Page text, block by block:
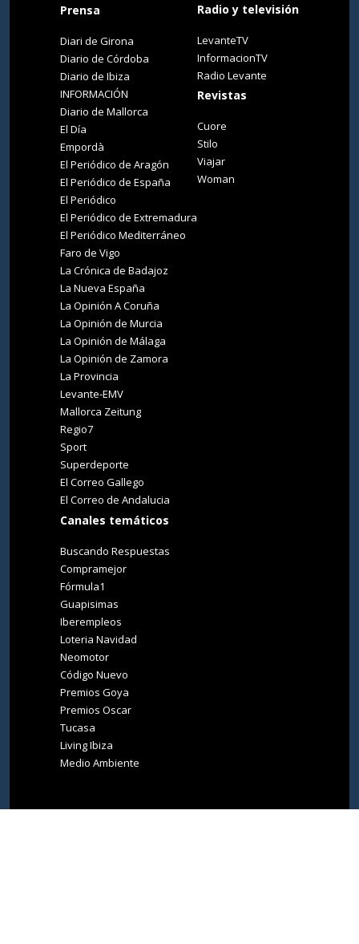
Prensa
Diari de Girona
Diario de Córdoba
Diario de Ibiza
INFORMACIÓN
Diario de Mallorca
El Día
Empordà
El Periódico de Aragón
El Periódico de España
El Periódico
El Periódico de Extremadura
El Periódico Mediterráneo
Faro de Vigo
La Crónica de Badajoz
La Nueva España
La Opinión A Coruña
La Opinión de Murcia
La Opinión de Málaga
La Opinión de Zamora
La Provincia
Levante-EMV
Mallorca Zeitung
Regio7
Sport
Superdeporte
El Correo Gallego
El Correo de Andalucia
Canales temáticos
Buscando Respuestas
Compramejor
Fórmula1
Guapisimas
Iberempleos
Loteria Navidad
Neomotor
Código Nuevo
Premios Goya
Premios Oscar
Tucasa
Living Ibiza
Medio Ambiente
Radio y televisión
LevanteTV
InformacionTV
Radio Levante
Revistas
Cuore
Stilo
Viajar
Woman